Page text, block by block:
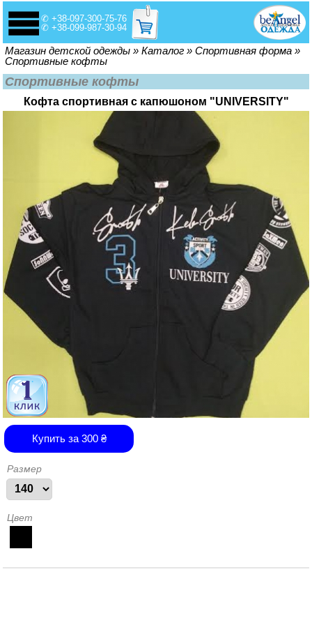
✆ +38-097-300-75-76
✆ +38-099-987-30-94
Вы здесь
Магазин детской одежды » Каталог » Спортивная форма »
Спортивные кофты
Спортивные кофты
Кофта спортивная с капюшоном "UNIVERSITY"
Купить за 300₴
Размер
Цвет